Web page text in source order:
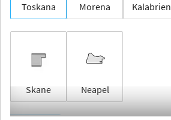
Toskana Morena Kalabrien
Skane Neapel